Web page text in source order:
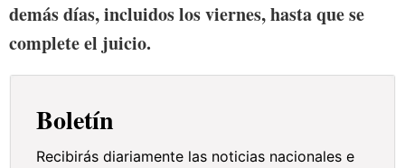
demás días, incluidos los viernes, hasta que se
complete el juicio.
Boletín
Recibirás diariamente las noticias nacionales e